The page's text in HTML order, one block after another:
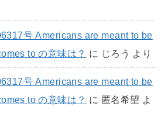
号 Americans are meant to be
to の意味は？ に じろう より
号 Americans are meant to be
to の意味は？ に 匿名希望 よ